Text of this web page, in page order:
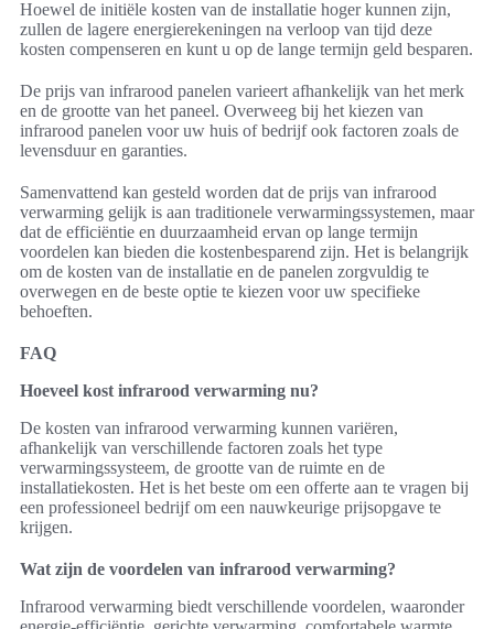
Hoewel de initiële kosten van de installatie hoger kunnen zijn,
zullen de lagere energierekeningen na verloop van tijd deze
kosten compenseren en kunt u op de lange termijn geld besparen.
De prijs van infrarood panelen varieert afhankelijk van het merk
en de grootte van het paneel. Overweeg bij het kiezen van
infrarood panelen voor uw huis of bedrijf ook factoren zoals de
levensduur en garanties.
Samenvattend kan gesteld worden dat de prijs van infrarood
verwarming gelijk is aan traditionele verwarmingssystemen, maar
dat de efficiëntie en duurzaamheid ervan op lange termijn
voordelen kan bieden die kostenbesparend zijn. Het is belangrijk
om de kosten van de installatie en de panelen zorgvuldig te
overwegen en de beste optie te kiezen voor uw specifieke
behoeften.
FAQ
Hoeveel kost infrarood verwarming nu?
De kosten van infrarood verwarming kunnen variëren,
afhankelijk van verschillende factoren zoals het type
verwarmingssysteem, de grootte van de ruimte en de
installatiekosten. Het is het beste om een offerte aan te vragen bij
een professioneel bedrijf om een nauwkeurige prijsopgave te
krijgen.
Wat zijn de voordelen van infrarood verwarming?
Infrarood verwarming biedt verschillende voordelen, waaronder